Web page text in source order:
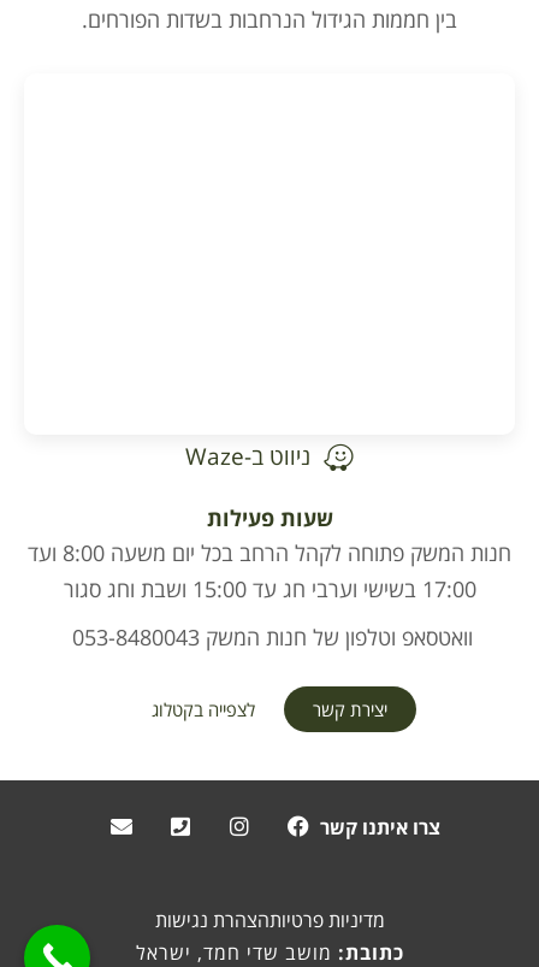
בין חממות הגידול הנרחבות בשדות הפורחים.
ניווט ב-Waze
שעות פעילות
חנות המשק פתוחה לקהל הרחב בכל יום משעה 8:00 ועד
17:00 בשישי וערבי חג עד 15:00 ושבת וחג סגור
וואטסאפ וטלפון של חנות המשק 053-8480043
יצירת קשר לצפייה בקטלוג
צרו איתנו קשר
כתובת: מושב שדי חמד, ישראל
מדיניות פרטיותהצהרת נגישות